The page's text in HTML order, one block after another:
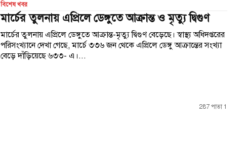
বিশেষ খবর
মার্চের তুলনায় এপ্রিলে ডেঙ্গুতে আক্রান্ত ও মৃত্যু দ্বিগুণ
মার্চের তুলনায় এপ্রিলে ডেঙ্গুতে আক্রান্ত-মৃত্যু দ্বিগুণ বেড়েছে। স্বাস্থ্য অধিদপ্তরের
পরিসংখ্যানে দেখা গেছে, মার্চে ৩৩৬ জন থেকে এপ্রিলে ডেঙ্গু আক্রান্তের সংখ্যা
বেড়ে দাঁড়িয়েছে ৬৩৩- এ।...
287 পাতা 1